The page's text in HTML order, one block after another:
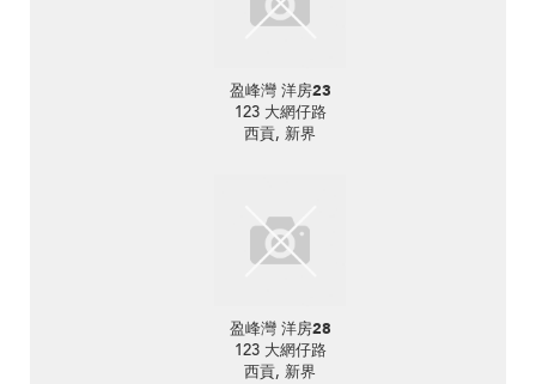
盈峰灣 洋房23
123 大網仔路
西貢, 新界
盈峰灣 洋房28
123 大網仔路
西貢, 新界